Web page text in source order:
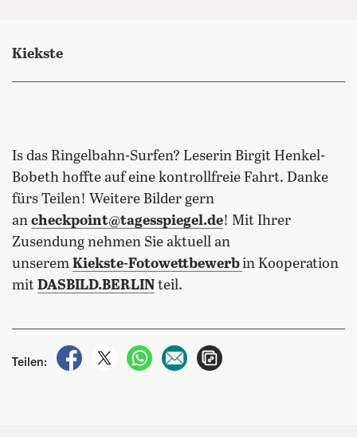
Kiekste
Is das Ringelbahn-Surfen? Leserin Birgit Henkel-
Bobeth hoffte auf eine kontrollfreie Fahrt. Danke
fürs Teilen! Weitere Bilder gern
an checkpoint@tagesspiegel.de! Mit Ihrer
Zusendung nehmen Sie aktuell an
unserem Kiekste-Fotowettbewerbin Kooperation
mit DASBILD.BERLIN teil.
Teilen:
auf Facebook teilen
auf X teilenper WhatsApp teilen
per E-Mail teilen